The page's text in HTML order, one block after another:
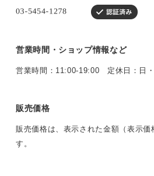
営業時間・ショップ情報など
営業時間：11:00-19:00 定休日：日
販売価格
販売価格は、表示された金額（表示価
す。